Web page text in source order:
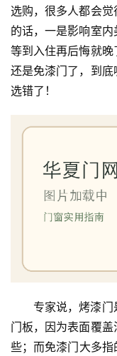
选购，很多人都会
的话，一是影响室
等到入住再后悔就
还是免漆门了，到
选错了！
专家说，烤漆
门板，因为表面覆
些；而免漆门大多指